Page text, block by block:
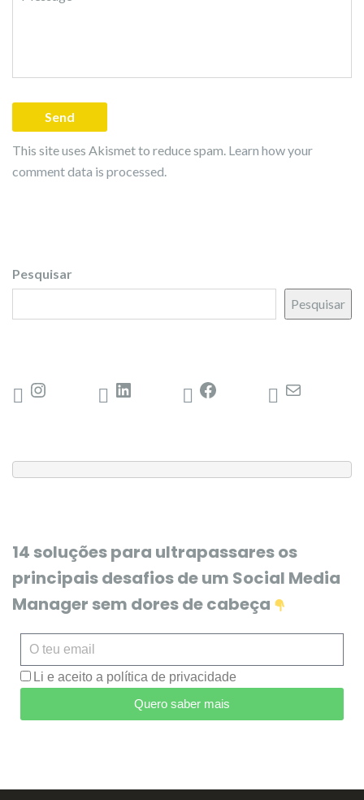
This site uses Akismet to reduce spam. Learn how your
comment data is processed.
Pesquisar
Pesquisar
14 soluções para ultrapassares os
principais desafios de um Social Media
Manager sem dores de cabeça
Li e aceito a política de privacidade
Quero saber mais